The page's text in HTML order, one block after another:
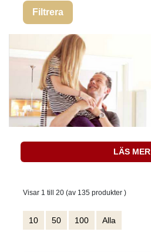
Filtrera
LÄS MER
Visar 1 till 20 (av 135 produkter )
10 50 100 Alla